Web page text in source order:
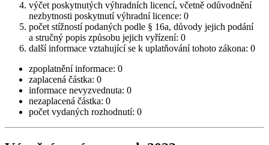
výčet poskytnutých výhradních licencí, včetně odůvodnění
nezbytnosti poskytnutí výhradní licence: 0
počet stížností podaných podle § 16a, důvody jejich podání
a stručný popis způsobu jejich vyřízení: 0
další informace vztahující se k uplatňování tohoto zákona: 0
zpoplatnění informace: 0
zaplacená částka: 0
informace nevyzvednuta: 0
nezaplacená částka: 0
počet vydaných rozhodnutí: 0